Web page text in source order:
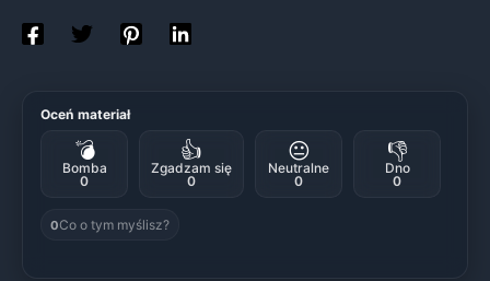
Oceń materiał
💣
Bomba
0
👍
Zgadzam się
0
😐
Neutralne
0
👎
Dno
0
0Co o tym myślisz?